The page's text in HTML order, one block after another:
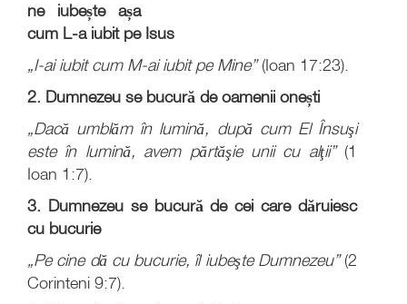
ne iubește așa
cum L-a iubit pe Isus
„I-ai iubit cum M-ai iubit pe Mine”(Ioan 17:23).
2. Dumnezeu se bucură de oamenii onești
„Dacă umblăm în lumină, după cum El Însuşi
este în lumină, avem părtăşie unii cu alţii”(1
Ioan 1:7).
3. Dumnezeu se bucură de cei care dăruiesc
cu bucurie
„Pe cine dă cu bucurie, îl iubeşte Dumnezeu”(2
Corinteni 9:7).